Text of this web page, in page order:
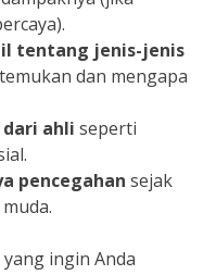
tentang jenis-jenis
dan mengapa
ahli seperti
pencegahan sejak
ingin Anda